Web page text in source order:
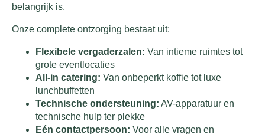
belangrijk is.
Onze complete ontzorging bestaat uit:
Flexibele vergaderzalen: Van intieme ruimtes tot
grote eventlocaties
All-in catering: Van onbeperkt koffie tot luxe
lunchbuffetten
Technische ondersteuning: AV-apparatuur en
technische hulp ter plekke
Eén contactpersoon: Voor alle vragen en